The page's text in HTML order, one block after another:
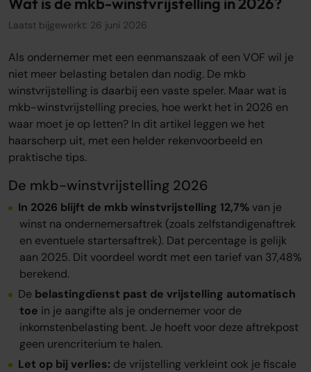
Laatst bijgewerkt: 26 juni 2026
Als ondernemer met een eenmanszaak of een VOF wil je
niet meer belasting betalen dan nodig. De mkb
winstvrijstelling is daarbij een vaste speler. Maar wat is
mkb-winstvrijstelling precies, hoe werkt het in 2026 en
waar moet je op letten? In dit artikel leggen we het
haarscherp uit, met een helder rekenvoorbeeld en
praktische tips.
De mkb-winstvrijstelling 2026
In 2026 blijft de mkb winstvrijstelling 12,7% van je
winst na ondernemersaftrek (zoals zelfstandigenaftrek
en eventuele startersaftrek). Dat percentage is gelijk
aan 2025. Dit voordeel wordt met een tarief van 37,48%
berekend.
De belastingdienst past de vrijstelling automatisch
toe in je aangifte als je ondernemer voor de
inkomstenbelasting bent. Je hoeft voor deze aftrekpost
geen urencriterium te halen.
Let op bij verlies: de vrijstelling verkleint ook je fiscale
Over ons
Onze werkwijze
Onze kantoren
Adviescentrum
Sluit je aan
Word oamkb partner
Werken bij
Contact
FAQ